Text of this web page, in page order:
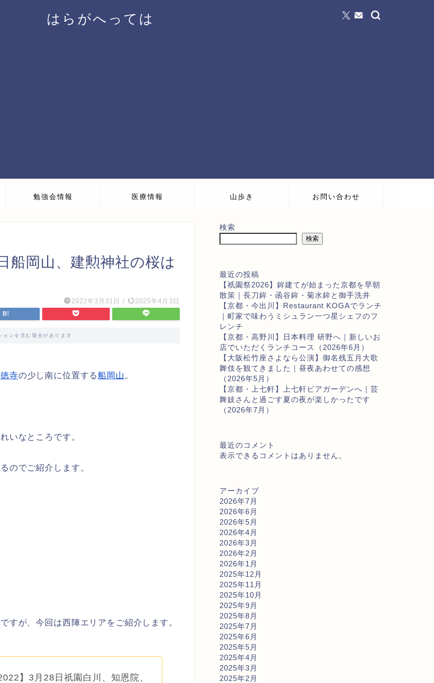
はらがへっては
勉強会情報 医療情報 山歩き お問い合わせ
船岡山、建勲神社の桜は
2022年3月31日 / 2025年4月3日
ョンを含む場合があります
寺の少し南に位置する船岡山 。
いなところです。
のでご紹介します。
すが、今回は西陣エリアをご紹介します。
】3月28日祇園白川、知恩院、
検索
検索
最近の投稿
【祇園祭2026】鉾建てが始まった京都を早朝
散策｜長刀鉾・函谷鉾・菊水鉾と御手洗井
【京都・今出川】Restaurant KOGAでランチ
｜町家で味わうミシュラン一つ星シェフのフ
レンチ
【京都・高野川】日本料理 研野へ｜新しいお
店でいただくランチコース（2026年6月）
【大阪松竹座さよなら公演】御名残五月大歌
舞伎を観てきました｜昼夜あわせての感想
（2026年5月）
【京都・上七軒】上七軒ビアガーデンへ｜芸
舞妓さんと過ごす夏の夜が楽しかったです
（2026年7月）
最近のコメント
表示できるコメントはありません。
アーカイブ
2026年7月
2026年6月
2026年5月
2026年4月
2026年3月
2026年2月
2026年1月
2025年12月
2025年11月
2025年10月
2025年9月
2025年8月
2025年7月
2025年6月
2025年5月
2025年4月
2025年3月
2025年2月